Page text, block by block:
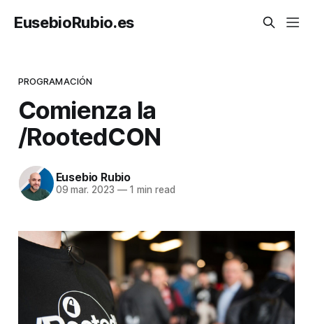
EusebioRubio.es
PROGRAMACIÓN
Comienza la
/RootedCON
Eusebio Rubio
09 mar. 2023 —1 min read